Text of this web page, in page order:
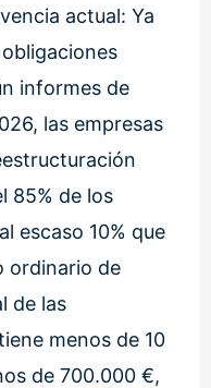
actual: Ya
informes de
las empresas
85% de los
escaso 10% que
ordinario de
de las
menos de 10
de 700.000 €,